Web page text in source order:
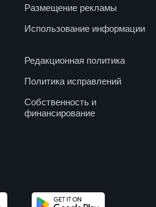
Размещение рекламы
Использование информации
Редакционная политика
Политика исправлений
Собственность и
финансирование